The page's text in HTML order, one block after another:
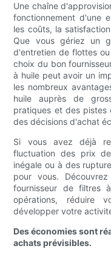
Une chaîne
fonctionnement d'une
les coûts, la
Que vous gériez un
d'entretien de flottes
choix du bon
à huile peut avoir un
les nombreux
huile auprès de
pratiques et des pistes
des décisions d'achat
Si vous avez déjà
fluctuation des prix
inégale ou à des
pour vous.
fournisseur de filtres
opérations, réduire
développer votre
Des économies sont
achats prévisibles.